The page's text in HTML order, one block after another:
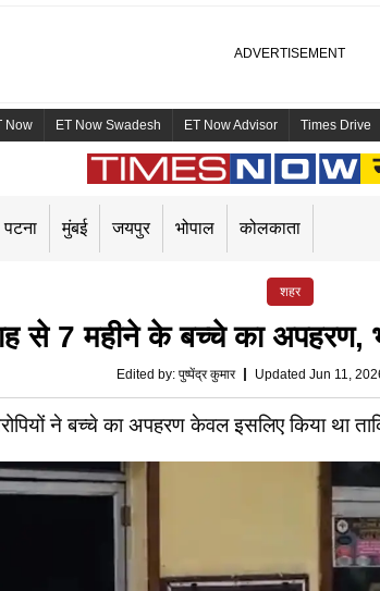
Now ET Now Swadesh ET Now Advisor Times Drive
पटना मुंबई जयपुर भोपाल कोलकाता
शहर
7 महीने के बच्चे का अपहरण,
Edited by: पुष्पेंद्र कुमार Updated Jun 11,
ने बच्चे का अपहरण केवल इसलिए किया था